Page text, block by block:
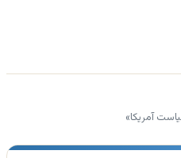
آمریکا»